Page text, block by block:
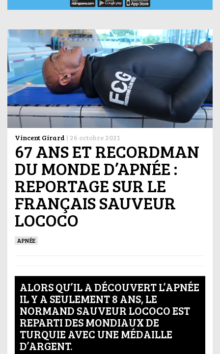
Vincent Girard | 26 octobre 2021
67 ANS ET RECORDMAN
DU MONDE D’APNÉE :
REPORTAGE SUR LE
FRANÇAIS SAUVEUR
LOCOCO
APNÉE
ALORS QU’IL A DÉCOUVERT L’APNÉE
IL Y A SEULEMENT 8 ANS, LE
NORMAND SAUVEUR LOCOCO EST
REPARTI DES MONDIAUX DE
TURQUIE AVEC UNE MÉDAILLE
D’ARGENT.